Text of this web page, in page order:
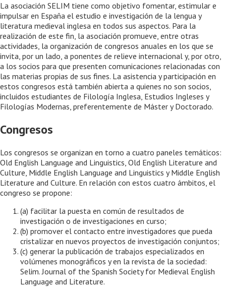
La asociación SELIM tiene como objetivo fomentar, estimular e
impulsar en España el estudio e investigación de la lengua y
literatura medieval inglesa en todos sus aspectos. Para la
realización de este fin, la asociación promueve, entre otras
actividades, la organización de congresos anuales en los que se
invita, por un lado, a ponentes de relieve internacional y, por otro,
a los socios para que presenten comunicaciones relacionadas con
las materias propias de sus fines. La asistencia y participación en
estos congresos está también abierta a quienes no son socios,
incluidos estudiantes de Filología Inglesa, Estudios Ingleses y
Filologías Modernas, preferentemente de Máster y Doctorado.
Congresos
Los congresos se organizan en torno a cuatro paneles temáticos:
Old English Language and Linguistics, Old English Literature and
Culture, Middle English Language and Linguistics y Middle English
Literature and Culture. En relación con estos cuatro ámbitos, el
congreso se propone:
(a) facilitar la puesta en común de resultados de
investigación o de investigaciones en curso;
(b) promover el contacto entre investigadores que pueda
cristalizar en nuevos proyectos de investigación conjuntos;
(c) generar la publicación de trabajos especializados en
volúmenes monográficos y en la revista de la sociedad:
Selim. Journal of the Spanish Society for Medieval English
Language and Literature.